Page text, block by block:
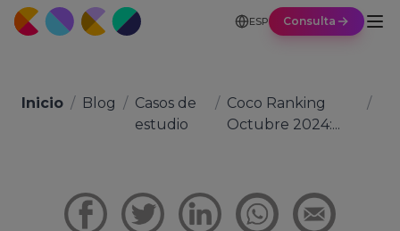
ESP Consulta
Inicio / Blog / Casos de
estudio
/ Coco Ranking
Octubre 2024:...
/